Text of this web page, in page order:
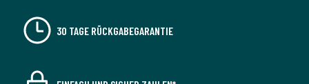
30 TAGE RÜCKGABEGARANTIE